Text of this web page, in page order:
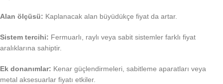
Alan ölçüsü: Kaplanacak alan büyüdükçe fiyat da artar.
Sistem tercihi: Fermuarlı, raylı veya sabit sistemler farklı fiyat
aralıklarına sahiptir.
Ek donanımlar: Kenar güçlendirmeleri, sabitleme aparatları veya
metal aksesuarlar fiyatı etkiler.